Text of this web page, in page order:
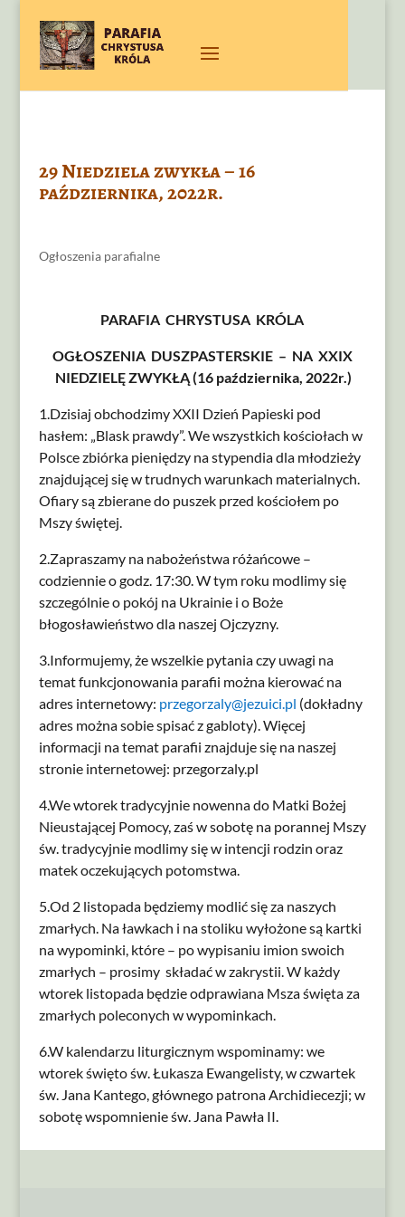
29 Niedziela zwykła – 16
października, 2022r.
Ogłoszenia parafialne
PARAFIA CHRYSTUSA KRÓLA
OGŁOSZENIA DUSZPASTERSKIE – NA XXIX
NIEDZIELĘ ZWYKŁĄ (16 października, 2022r.)
1.Dzisiaj obchodzimy XXII Dzień Papieski pod
hasłem: „Blask prawdy”. We wszystkich kościołach w
Polsce zbiórka pieniędzy na stypendia dla młodzieży
znajdującej się w trudnych warunkach materialnych.
Ofiary są zbierane do puszek przed kościołem po
Mszy świętej.
2.Zapraszamy na nabożeństwa różańcowe –
codziennie o godz. 17:30. W tym roku modlimy się
szczególnie o pokój na Ukrainie i o Boże
błogosławieństwo dla naszej Ojczyzny.
3.Informujemy, że wszelkie pytania czy uwagi na
temat funkcjonowania parafii można kierować na
adres internetowy: przegorzaly@jezuici.pl (dokładny
adres można sobie spisać z gabloty). Więcej
informacji na temat parafii znajduje się na naszej
stronie internetowej: przegorzaly.pl
4.We wtorek tradycyjnie nowenna do Matki Bożej
Nieustającej Pomocy, zaś w sobotę na porannej Mszy
św. tradycyjnie modlimy się w intencji rodzin oraz
matek oczekujących potomstwa.
5.Od 2 listopada będziemy modlić się za naszych
zmarłych. Na ławkach i na stoliku wyłożone są kartki
na wypominki, które – po wypisaniu imion swoich
zmarłych – prosimy składać w zakrystii. W każdy
wtorek listopada będzie odprawiana Msza święta za
zmarłych poleconych w wypominkach.
6.W kalendarzu liturgicznym wspominamy: we
wtorek święto św. Łukasza Ewangelisty, w czwartek
św. Jana Kantego, głównego patrona Archidiecezji; w
sobotę wspomnienie św. Jana Pawła II.